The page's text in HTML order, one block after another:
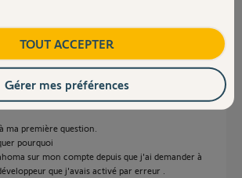
il y a 11 mois
ma première question.
pourquoi
sur mon compte depuis que j'ai demander à
que j'avais activé par erreur .
TOUT ACCEPTER
Gérer mes préférences